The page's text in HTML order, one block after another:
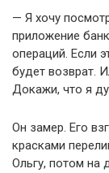
— Я хочу
приложение
операций. Если
будет возврат.
Докажи, что я
Он замер. Его
красками
Ольгу, потом на